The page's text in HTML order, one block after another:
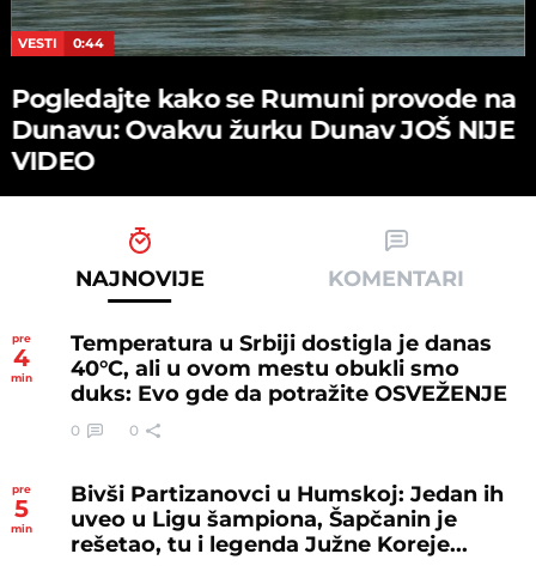
VESTI 0:44
Pogledajte kako se Rumuni provode na
Dunavu: Ovakvu žurku Dunav JOŠ NIJE
VIDEO
NAJNOVIJE KOMENTARI
pre
4
min
Temperatura u Srbiji dostigla je danas
40°C, ali u ovom mestu obukli smo
duks: Evo gde da potražite OSVEŽENJE
0 0
pre
5
min
Bivši Partizanovci u Humskoj: Jedan ih
uveo u Ligu šampiona, Šapčanin je
rešetao, tu i legenda Južne Koreje...